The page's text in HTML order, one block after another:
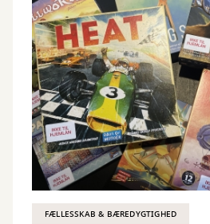
FÆLLESSKAB & BÆREDYGTIGHED